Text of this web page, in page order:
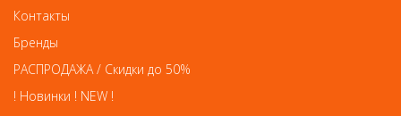
SEO
Контакты
Бренды
РАСПРОДАЖА / Скидки до 50%
! Новинки ! NEW !